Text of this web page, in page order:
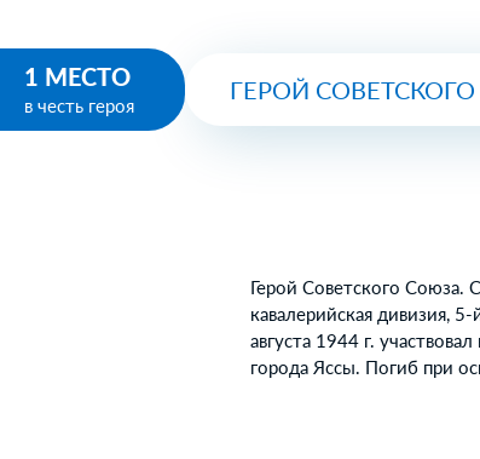
1 МЕСТО
в честь героя
ГЕРОЙ
Герой Советского Союза.
кавалерийская дивизия,
августа 1944 г.
города Яссы. Погиб при